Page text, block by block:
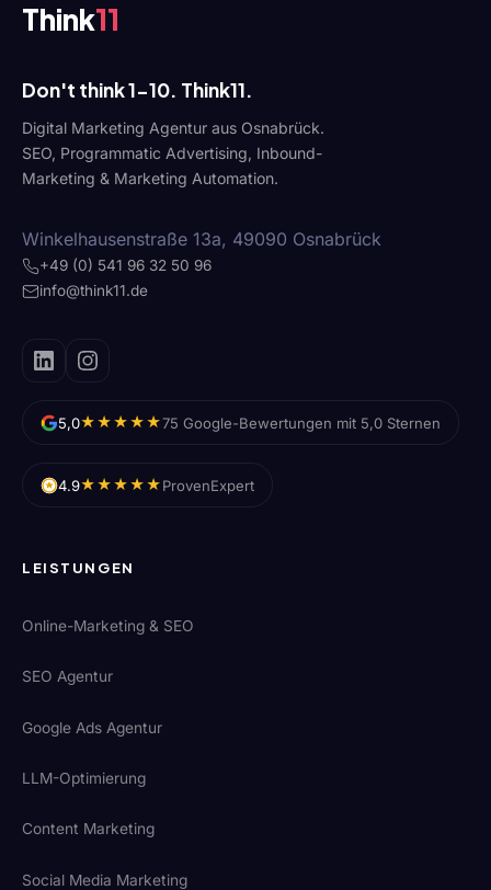
Think11
Don't think 1-10. Think11.
Digital Marketing Agentur aus Osnabrück.
SEO, Programmatic Advertising, Inbound-
Marketing & Marketing Automation.
Winkelhausenstraße 13a, 49090 Osnabrück
+49 (0) 541 96 32 50 96
info@think11.de
5,0★★★★★75 Google-Bewertungen mit 5,0 Sternen
4.9★★★★★ProvenExpert
LEISTUNGEN
Online-Marketing & SEO
SEO Agentur
Google Ads Agentur
LLM-Optimierung
Content Marketing
Social Media Marketing